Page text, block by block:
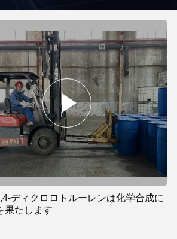
ディクロロトルーレンは化学合成に
果たします